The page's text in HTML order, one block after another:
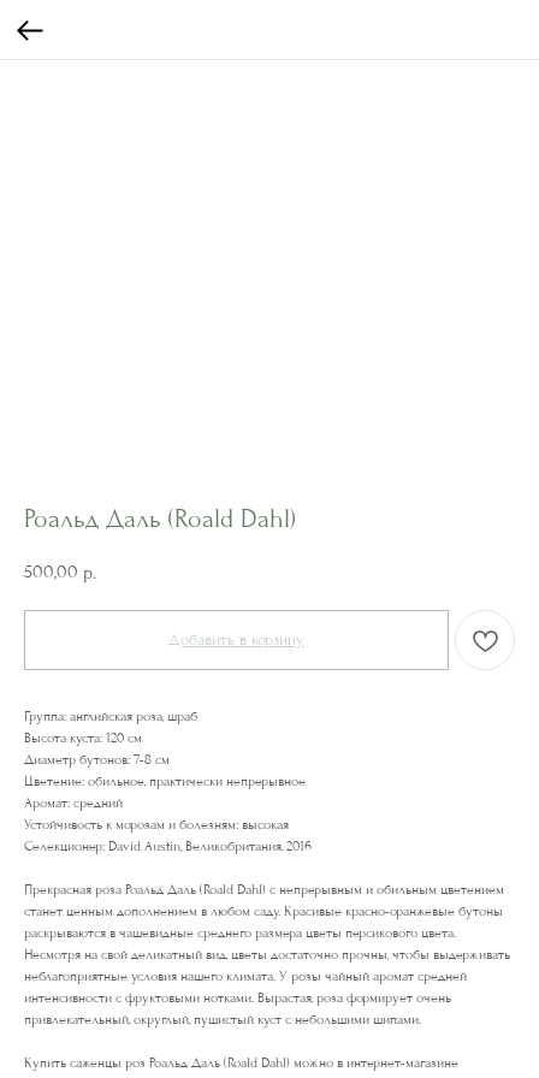
Роальд Даль (Roald Dahl)
500,00 р.
Добавить в корзину
Группа: английская роза, шраб
Высота куста: 120 см
Диаметр бутонов: 7-8 см
Цветение: обильное, практически непрерывное
Аромат: средний
Устойчивость к морозам и болезням: высокая
Селекционер: David Austin, Великобритания, 2016
Прекрасная роза Роальд Даль (Roald Dahl) с непрерывным и обильным цветением
станет ценным дополнением в любом саду. Красивые красно-оранжевые бутоны
раскрываются в чашевидные среднего размера цветы персикового цвета.
Несмотря на свой деликатный вид, цветы достаточно прочны, чтобы выдерживать
неблагоприятные условия нашего климата. У розы чайный аромат средней
интенсивности с фруктовыми нотками. Вырастая, роза формирует очень
привлекательный, округлый, пушистый куст с небольшими шипами.
Купить саженцы роз Роальд Даль (Roald Dahl) можно в интернет-магазине